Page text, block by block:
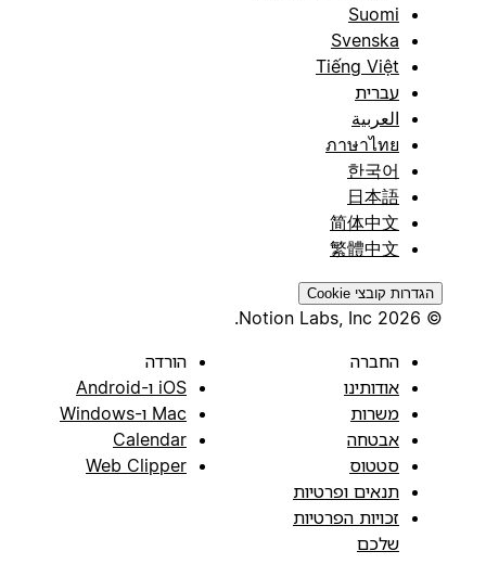
Suomi
Svenska
Tiếng Việt
עברית
العربية
ภาษาไทย
한국어
日本語
简体中文
繁體中文
הגדרות קובצי Cookie
החברה
אודותינו
משרות
אבטחה
סטטוס
תנאים ופרטיות
זכויות הפרטיות
שלכם
הורדה
iOS ו-Android
Mac ו-Windows
Calendar
Web Clipper